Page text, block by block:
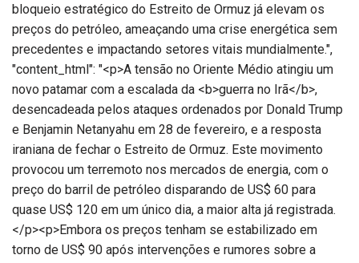
bloqueio estratégico do Estreito de Ormuz já elevam os
preços do petróleo, ameaçando uma crise energética sem
precedentes e impactando setores vitais mundialmente.",
"content_html": "<p>A tensão no Oriente Médio atingiu um
novo patamar com a escalada da <b>guerra no Irã</b>,
desencadeada pelos ataques ordenados por Donald Trump
e Benjamin Netanyahu em 28 de fevereiro, e a resposta
iraniana de fechar o Estreito de Ormuz. Este movimento
provocou um terremoto nos mercados de energia, com o
preço do barril de petróleo disparando de US$ 60 para
quase US$ 120 em um único dia, a maior alta já registrada.
</p><p>Embora os preços tenham se estabilizado em
torno de US$ 90 após intervenções e rumores sobre a